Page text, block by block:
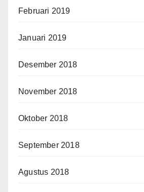
Februari 2019
Januari 2019
Desember 2018
November 2018
Oktober 2018
September 2018
Agustus 2018